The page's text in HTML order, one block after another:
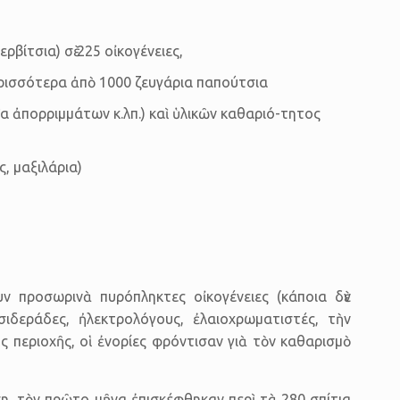
σὲ 225 οἰκογένειες,
ἀπὸ 1000 ζευγάρια παπούτσια
κ.λπ.) καὶ ὑλικῶν καθαριό-τητος
μαξιλάρια)
πυρόπληκτες οἰκογέ­νειες (κάποια δὲν
ἠλεκτρο­λόγους, ἐλαιοχρωματιστές, τὴν
οἱ ἐνορίες φρόντισαν γιὰ τὸν καθαρισμὸ